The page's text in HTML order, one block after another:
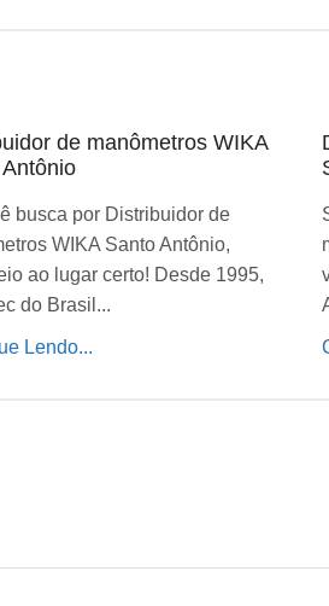
de manômetros WIKA
busca por Distribuidor de
WIKA Santo Antônio,
ao lugar certo! Desde 1995,
do Brasil...
Lendo...